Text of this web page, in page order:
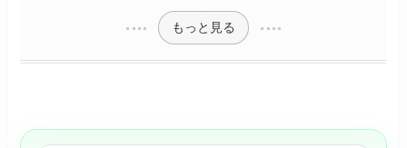
もっと見る